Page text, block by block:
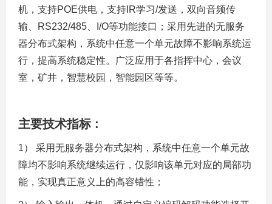
机，支持POE供电， 支持IR学习/发送，双向音频传
输、RS232/485、I/O等功能接口；采用先进的无服务
器分布式架构，系统中任意一个单元故障不影响系统运
行，提高系统稳定性。广泛应用于各指挥中心，会议
室，矿井，智慧校园，智能园区等等。
主要技术指标 :
1） 采用无服务器分布式架构，系统中任意一个单元故
障均不影响系统继续运行，仅影响该单元对应的局部功
能，实现真正意义上的高容错性；